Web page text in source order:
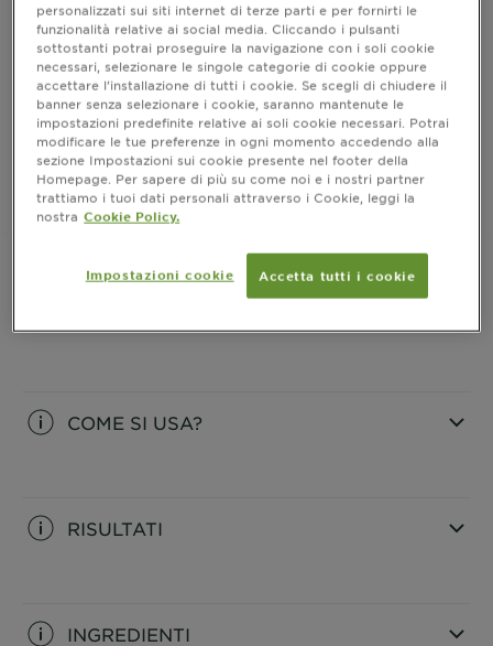
Colorazione permanente senza ammoniaca con una
fragranza delicata, con la sua formula innovativa
attivata dall'olio offre una massima intensità del
colore
ACQUISTA ORA
Dove acquistare
COME SI USA?
RISULTATI
INGREDIENTI
personalizzati sui siti internet di terze parti e per fornirti le
funzionalità relative ai social media. Cliccando i pulsanti
sottostanti potrai proseguire la navigazione con i soli cookie
necessari, selezionare le singole categorie di cookie oppure
accettare l’installazione di tutti i cookie. Se scegli di chiudere il
banner senza selezionare i cookie, saranno mantenute le
impostazioni predefinite relative ai soli cookie necessari. Potrai
modificare le tue preferenze in ogni momento accedendo alla
sezione Impostazioni sui cookie presente nel footer della
Homepage. Per sapere di più su come noi e i nostri partner
trattiamo i tuoi dati personali attraverso i Cookie, leggi la
nostra Cookie Policy.
Impostazioni cookie Accetta tutti i cookie